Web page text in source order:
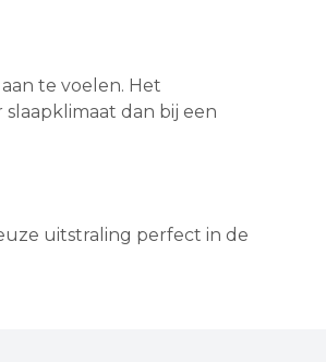
te voelen. Het
dan bij een
uitstraling perfect in de